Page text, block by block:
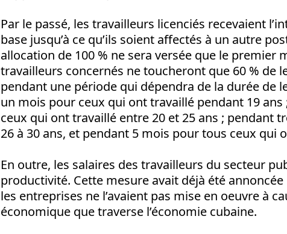
Par le passé, les travailleurs licenciés recevaient
base jusqu’à ce qu’ils soient affectés à un autre
allocation de 100 % ne sera versée que le premier
travailleurs concernés ne toucheront que 60 % de
pendant une période qui dépendra de la durée de
un mois pour ceux qui ont travaillé pendant 19
ceux qui ont travaillé entre 20 et 25 ans ; pendant
26 à 30 ans, et pendant 5 mois pour tous ceux qui
En outre, les salaires des travailleurs du secteur
productivité. Cette mesure avait déjà été
les entreprises ne l’avaient pas mise en oeuvre à
économique que traverse l’économie cubaine.